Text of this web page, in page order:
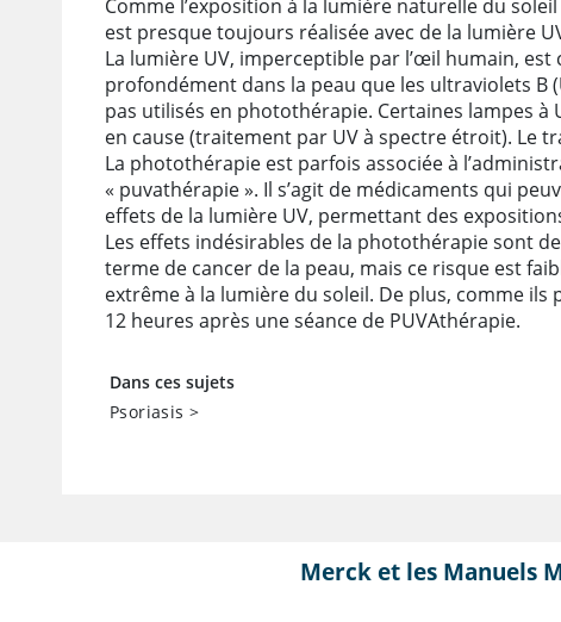
Comme l’exposition à la lumière naturelle du
est presque toujours réalisée avec de la lumière
La lumière UV, imperceptible par l’œil humain, est
profondément dans la peau que les ultraviolets B
pas utilisés en photothérapie. Certaines lampes
en cause (traitement par UV à spectre étroit). Le
La photothérapie est parfois associée à
« puvathérapie ». Il s’agit de médicaments qui
effets de la lumière UV, permettant des
Les effets indésirables de la photothérapie sont
terme de cancer de la peau, mais ce risque est
extrême à la lumière du soleil. De plus, comme
12 heures après une séance de PUVAthérapie.
Dans ces sujets
Psoriasis >
Merck et les Manuels